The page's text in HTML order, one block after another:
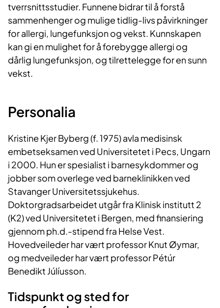
tverrsnittsstudier. Funnene bidrar til å forstå
sammenhenger og mulige tidlig-livs påvirkninger
for allergi, lungefunksjon og vekst. Kunnskapen
kan gi en mulighet for å forebygge allergi og
dårlig lungefunksjon, og tilrettelegge for en sunn
vekst.
Personalia
Kristine Kjer Byberg (f. 1975) avla medisinsk
embetseksamen ved Universitetet i Pecs, Ungarn
i 2000. Hun er spesialist i barnesykdommer og
jobber som overlege ved barneklinikken ved
Stavanger Universitetssjukehus.
Doktorgradsarbeidet utgår fra Klinisk institutt 2
(K2) ved Universitetet i Bergen, med finansiering
gjennom ph.d.-stipend fra Helse Vest.
Hovedveileder har vært professor Knut Øymar,
og medveileder har vært professor Pétúr
Benedikt Júlíusson.
Tidspunkt og sted for